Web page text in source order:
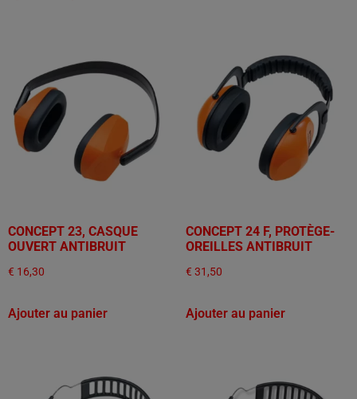
CONCEPT 23, CASQUE
OUVERT ANTIBRUIT
€ 16,30
Ajouter au panier
CONCEPT 24 F, PROTÈGE-
OREILLES ANTIBRUIT
€ 31,50
Ajouter au panier